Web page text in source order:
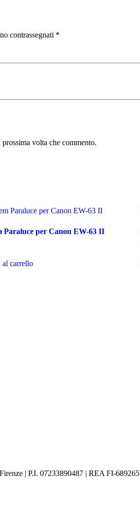
contrassegnati *
volta che commento.
Paraluce per Canon EW-63 II
carrello
| P.I. 07233890487 | REA FI-689265